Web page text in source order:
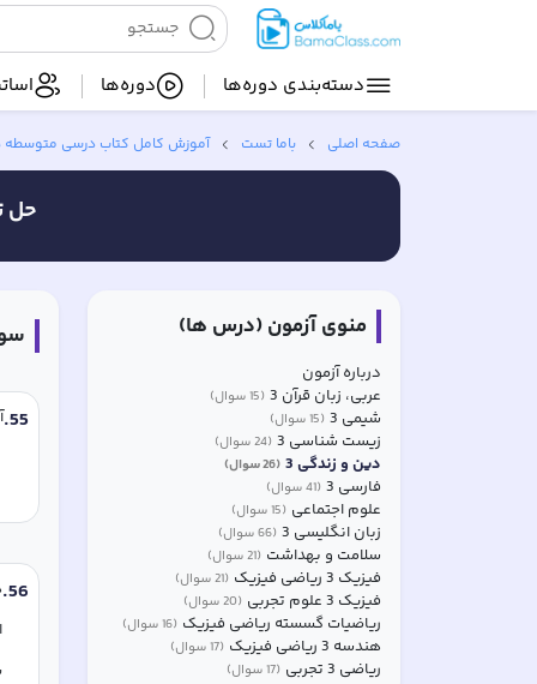
دسته‌بندی‌ دوره‌ها دوره‌ها
صفحه اصلی باما تست آموزش کامل کتاب‌ درسی متوسطه
حل
منوی آزمون (درس ها)
درباره آزمون
عربی، زبان قرآن 3
(
15سوال)
شیمی 3 (
15سوال)
زیست شناسی 3 (
24سوال)
دین و زندگی 3 (
26سوال)
فارسی 3 (
41سوال)
علوم اجتماعی (
15سوال)
زبان انگلیسی 3 (
66سوال)
سلامت و بهداشت (
21سوال)
فیزیک 3 ریاضی فیزیک (
21سوال)
فیزیک 3 علوم تجربی (
20سوال)
ریاضیات گسسته ریاضی فیزیک (
16سوال)
هندسه 3 ریاضی فیزیک (
17سوال)
ریاضی 3 تجربی (
17سوال)
55
.
56
.